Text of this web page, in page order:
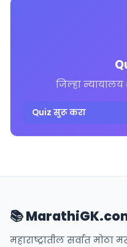
जिल्हा
Quiz सुरू करा
📚
महाराष्ट्रातील सर्वात मोठा